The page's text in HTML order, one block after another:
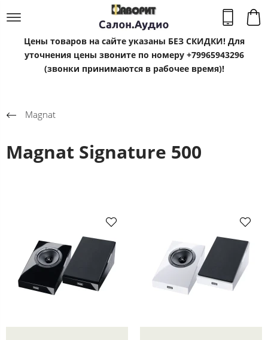
Цены товаров на сайте указаны БЕЗ СКИДКИ! Для
уточнения цены звоните по номеру +79965943296
(звонки принимаются в рабочее время)!
Magnat
Magnat Signature 500